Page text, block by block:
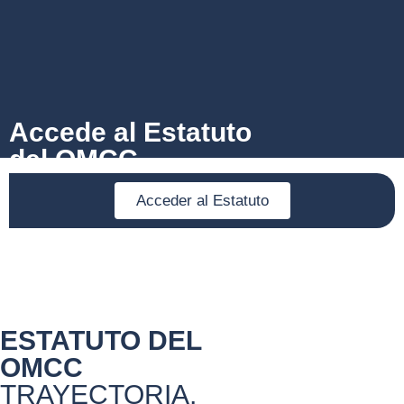
Accede al Estatuto
del OMCC
Acceder al Estatuto
ESTATUTO DEL
OMCC
TRAYECTORIA,